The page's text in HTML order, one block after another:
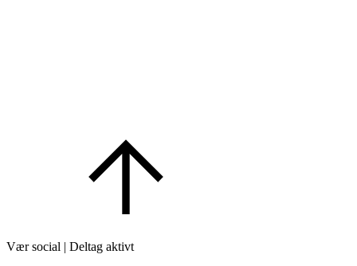
Vær social | Deltag aktivt